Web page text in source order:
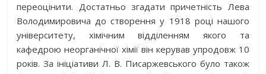
переоцінити. Достатньо згадати причетність Лева
Володимировича до створення у 1918 році нашого
університету, хімічним відділенням якого та
кафедрою неорганічної хімії він керував упродовж 10
років. За ініціативи Л. В. Писаржевського було також